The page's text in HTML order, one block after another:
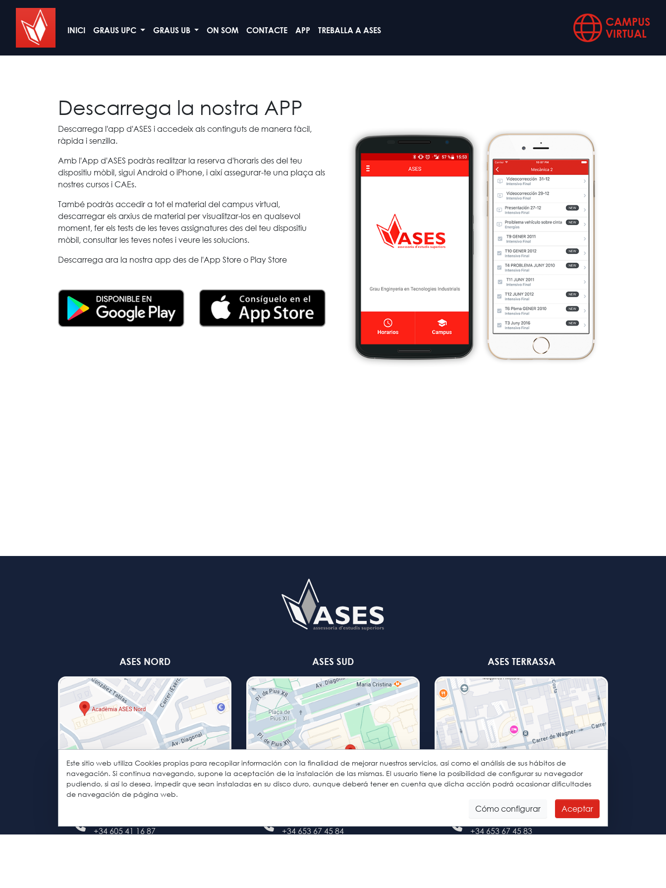
INICI GRAUS UPC GRAUS UB ON SOM CONTACTE APP TREBALLA A ASES
CAMPUS
VIRTUAL
Descarrega la nostra APP
Descarrega l'app d'ASES i accedeix als continguts de manera fàcil,
ràpida i senzilla.
Amb l'App d'ASES podràs realitzar la reserva d'horaris des del teu
dispositiu mòbil, sigui Android o iPhone, i així assegurar-te una plaça als
nostres cursos i CAEs.
També podràs accedir a tot el material del campus virtual,
descarregar els arxius de material per visualitzar-los en qualsevol
moment, fer els tests de les teves assignatures des del teu dispositiu
mòbil, consultar les teves notes i veure les solucions.
Descarrega ara la nostra app des de l'App Store o Play Store
ASES NORD
C/ González Tablas, 7
08034 Barcelona
+34 605 41 16 87
ASES SUD
C/ Sabino Arana, 44
+34 653 67 45 84
ASES TERRASSA
C/ Ramon y Cajal, 56
+34 653 67 45 83
Este sitio web utiliza Cookies propias para recopilar información con la finalidad de mejorar nuestros servicios, así como el análisis de sus hábitos de
navegación. Si continua navegando, supone la aceptación de la instalación de las mismas. El usuario tiene la posibilidad de configurar su navegador
pudiendo, si así lo desea, impedir que sean instaladas en su disco duro, aunque deberá tener en cuenta que dicha acción podrá ocasionar dificultades
de navegación de página web.
Cómo configurar Aceptar